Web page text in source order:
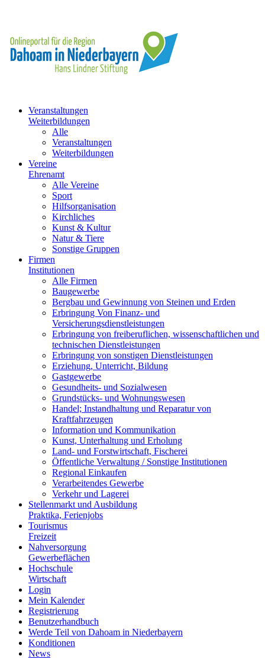
Veranstaltungen
Weiterbildungen
Alle
Veranstaltungen
Weiterbildungen
Vereine
Ehrenamt
Alle Vereine
Sport
Hilfsorganisation
Kirchliches
Kunst & Kultur
Natur & Tiere
Sonstige Gruppen
Firmen
Institutionen
Alle Firmen
Baugewerbe
Bergbau und Gewinnung von Steinen und Erden
Erbringung Von Finanz- und
Versicherungsdienstleistungen
Erbringung von freiberuflichen, wissenschaftlichen und
technischen Dienstleistungen
Erbringung von sonstigen Dienstleistungen
Erziehung, Unterricht, Bildung
Gastgewerbe
Gesundheits- und Sozialwesen
Grundstücks- und Wohnungswesen
Handel; Instandhaltung und Reparatur von
Kraftfahrzeugen
Information und Kommunikation
Kunst, Unterhaltung und Erholung
Land- und Forstwirtschaft, Fischerei
Öffentliche Verwaltung / Sonstige Institutionen
Regional Einkaufen
Verarbeitendes Gewerbe
Verkehr und Lagerei
Stellenmarkt und Ausbildung
Praktika, Ferienjobs
Tourismus
Freizeit
Nahversorgung
Gewerbeflächen
Hochschule
Wirtschaft
Login
Mein Kalender
Registrierung
Benutzerhandbuch
Werde Teil von Dahoam in Niederbayern
Konditionen
News